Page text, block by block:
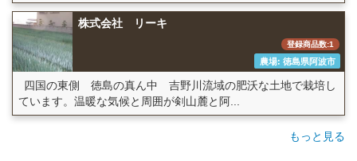
株式会社 リーキ
登録商品数:1
農場: 徳島県阿波市
四国の東側 徳島の真ん中 吉野川流域の肥沃な土地で栽培し
ています。温暖な気候と周囲が剣山麓と阿...
もっと見る